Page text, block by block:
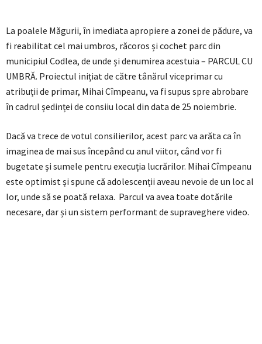
La poalele Măgurii, în imediata apropiere a zonei de pădure, va
fi reabilitat cel mai umbros, răcoros și cochet parc din
municipiul Codlea, de unde și denumirea acestuia – PARCUL CU
UMBRĂ. Proiectul inițiat de către tânărul viceprimar cu
atribuții de primar, Mihai Cîmpeanu, va fi supus spre abrobare
în cadrul ședinței de consiiu local din data de 25 noiembrie.
Dacă va trece de votul consilierilor, acest parc va arăta ca în
imaginea de mai sus începând cu anul viitor, când vor fi
bugetate și sumele pentru execuția lucrărilor. Mihai Cîmpeanu
este optimist și spune că adolescenții aveau nevoie de un loc al
lor, unde să se poată relaxa. Parcul va avea toate dotările
necesare, dar și un sistem performant de supraveghere video.